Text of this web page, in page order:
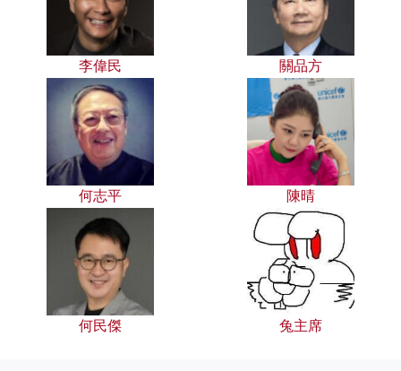
李偉民 關品方
何志平 陳晴
何民傑 兔主席